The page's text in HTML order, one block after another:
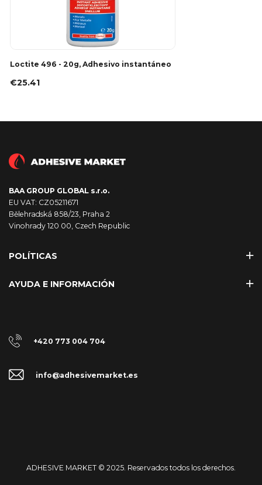
Loctite 496 - 20g, Adhesivo instantáneo
€25.41
BAA GROUP GLOBAL s.r.o.
EU VAT: CZ05211671
Bělehradská 858/23, Praha 2
Vinohrady 120 00, Czech Republic
POLÍTICAS
AYUDA E INFORMACIÓN
+420 773 004 704
info@adhesivemarket.es
ADHESIVE MARKET © 2025. Reservados todos los derechos.